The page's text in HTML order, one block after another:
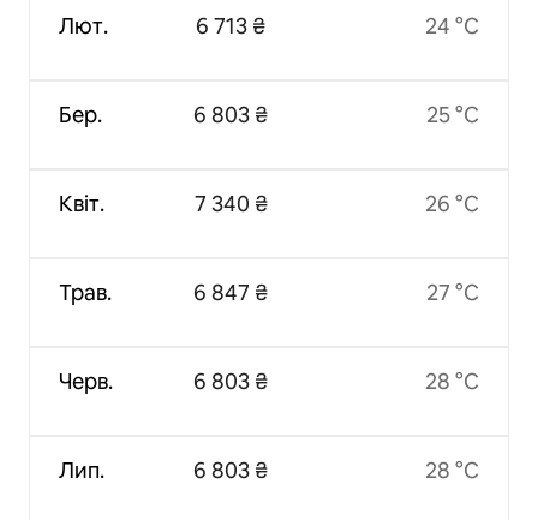
Лют.
Бер.
Квіт.
Трав.
Черв.
Лип.
6 713 ₴
6 803 ₴
7 340 ₴
6 847 ₴
6 803 ₴
6 803 ₴
24 °C
25 °C
26 °C
27 °C
28 °C
28 °C